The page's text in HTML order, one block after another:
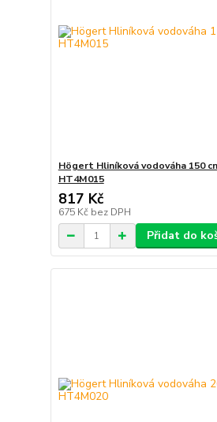
Högert Hliníková vodováha 150
HT4M015
817 Kč
675 Kč bez DPH
Přidat do